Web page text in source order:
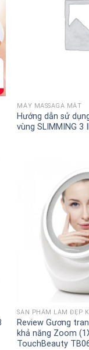
MÁY MASSAGA MẮT
Hướng dẫn sử
vùng SLIMMING 3
SẢN PHẨM LÀM ĐẸP
Review Gương
khả năng Zoom
TouchBeauty